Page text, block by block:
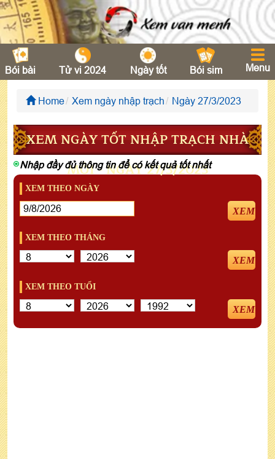
Bói bài Tử vi 2024 Ngày tốt Bói sim Menu
Home Xem ngày nhập trạch Ngày 27/3/2023
XEM NGÀY TỐT NHẬP TRẠCH NHÀ
MỚI - NGÀY 27/3/2023
Nhập đầy đủ thông tin để có kết quả tốt nhất
XEM THEO NGÀY
XEM
XEM THEO THÁNG
XEM
XEM THEO TUỔI
XEM